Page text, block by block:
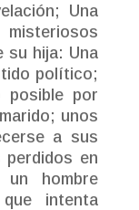
Una
su hija: Una
político;
posible por
unos
a sus
perdidos en
hombre
intenta